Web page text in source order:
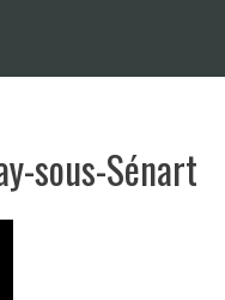
sous-Sénart